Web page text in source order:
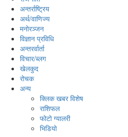
अन्तर्राष्ट्रिय
अर्थ/वाणिज्य
मनाेरञ्जन
विज्ञान प्रविधि
अन्तरर्वार्ता
विचार/ब्लग
खेलकुद
रोचक
अन्य
क्लिक खबर विशेष
राशिफल
फोटो ग्यालरी
भिडियो